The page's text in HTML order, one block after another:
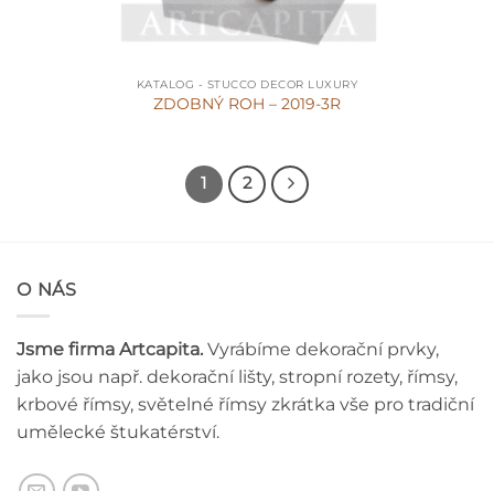
KATALOG - STUCCO DECOR LUXURY
ZDOBNÝ ROH – 2019-3R
1 2
O NÁS
Jsme firma Artcapita. Vyrábíme dekorační prvky,
jako jsou např. dekorační lišty, stropní rozety, římsy,
krbové římsy, světelné římsy zkrátka vše pro tradiční
umělecké štukatérství.